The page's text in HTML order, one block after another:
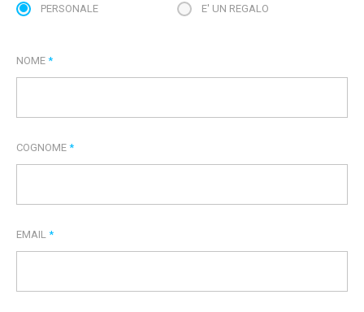
PERSONALE E' UN REGALO
NOME *
COGNOME *
EMAIL *